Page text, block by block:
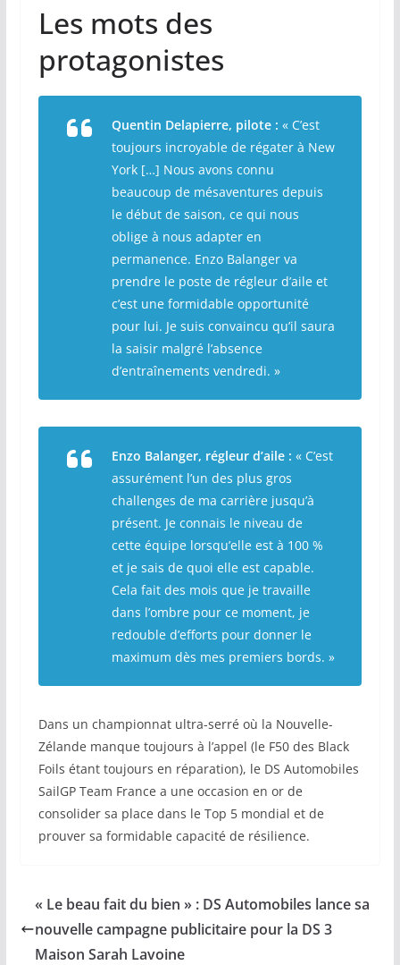
Les mots des
protagonistes
Quentin Delapierre, pilote : « C’est
toujours incroyable de régater à New
York […] Nous avons connu
beaucoup de mésaventures depuis
le début de saison, ce qui nous
oblige à nous adapter en
permanence. Enzo Balanger va
prendre le poste de régleur d’aile et
c’est une formidable opportunité
pour lui. Je suis convaincu qu’il saura
la saisir malgré l’absence
d’entraînements vendredi. »
Enzo Balanger, régleur d’aile : « C’est
assurément l’un des plus gros
challenges de ma carrière jusqu’à
présent. Je connais le niveau de
cette équipe lorsqu’elle est à 100 %
et je sais de quoi elle est capable.
Cela fait des mois que je travaille
dans l’ombre pour ce moment, je
redouble d’efforts pour donner le
maximum dès mes premiers bords. »
Dans un championnat ultra-serré où la Nouvelle-
Zélande manque toujours à l’appel (le F50 des Black
Foils étant toujours en réparation), le DS Automobiles
SailGP Team France a une occasion en or de
consolider sa place dans le Top 5 mondial et de
prouver sa formidable capacité de résilience.
« Le beau fait du bien » : DS Automobiles lance sa
nouvelle campagne publicitaire pour la DS 3
Maison Sarah Lavoine